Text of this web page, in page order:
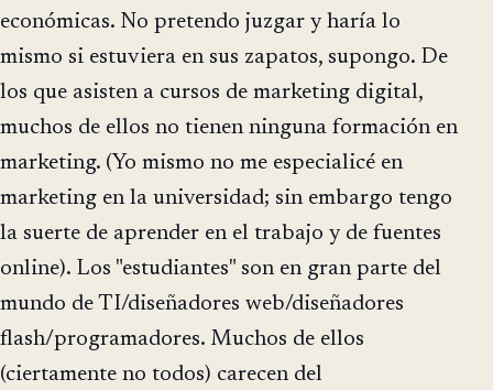
económicas. No pretendo juzgar y haría lo
mismo si estuviera en sus zapatos, supongo. De
los que asisten a cursos de marketing digital,
muchos de ellos no tienen ninguna formación en
marketing. (Yo mismo no me especialicé en
marketing en la universidad; sin embargo tengo
la suerte de aprender en el trabajo y de fuentes
online). Los "estudiantes" son en gran parte del
mundo de TI/diseñadores web/diseñadores
flash/programadores. Muchos de ellos
(ciertamente no todos) carecen del